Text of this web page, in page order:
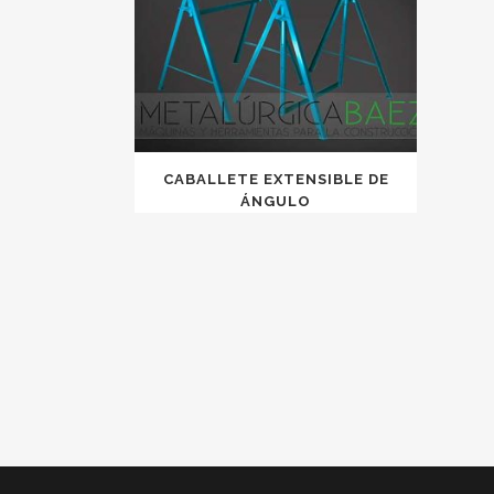
CABALLETE EXTENSIBLE DE
ÁNGULO